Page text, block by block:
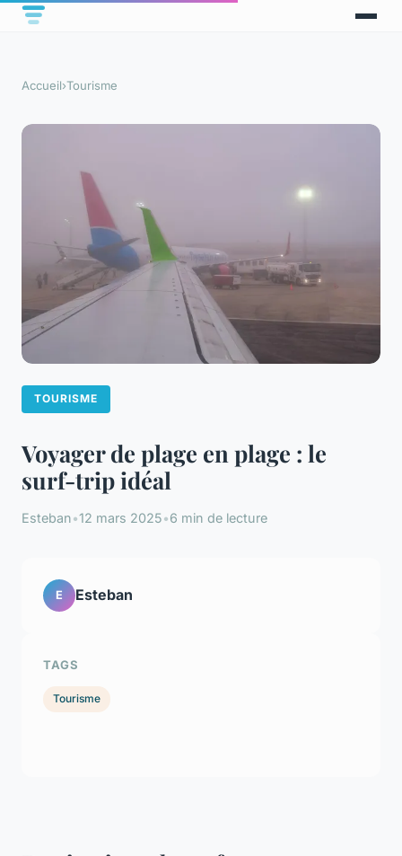
Accueil›Tourisme
TOURISME
Voyager de plage en plage : le
surf-trip idéal
Esteban•12 mars 2025•6 min de lecture
E Esteban
TAGS
Tourisme